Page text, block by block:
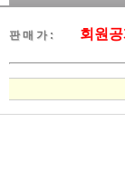
판 매 가 : 회원공